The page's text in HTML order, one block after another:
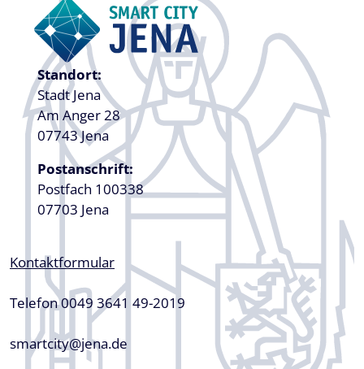
Standort:
Stadt Jena
Am Anger 28
07743 Jena
Postanschrift:
Postfach 100338
07703 Jena
Kontaktformular
Telefon 0049 3641 49-2019
smartcity@jena.de